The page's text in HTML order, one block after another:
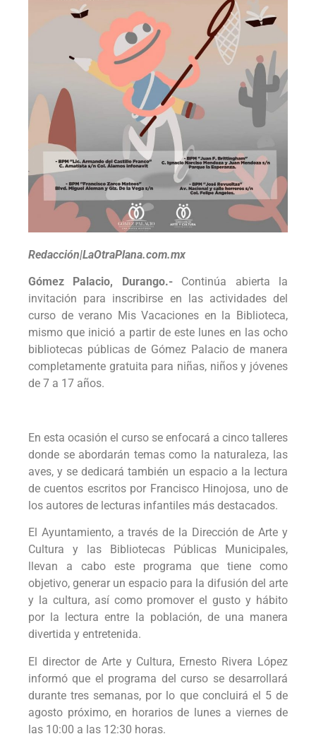
Redacción|LaOtraPlana.com.mx
Gómez Palacio, Durango.-Continúa abierta la
invitación para inscribirse en las actividades del
curso de verano Mis Vacaciones en la Biblioteca,
mismo que inició a partir de este lunes en las ocho
bibliotecas públicas de Gómez Palacio de manera
completamente gratuita para niñas, niños y jóvenes
de 7 a 17 años.
En esta ocasión el curso se enfocará a cinco talleres
donde se abordarán temas como la naturaleza, las
aves, y se dedicará también un espacio a la lectura
de cuentos escritos por Francisco Hinojosa, uno de
los autores de lecturas infantiles más destacados.
El Ayuntamiento, a través de la Dirección de Arte y
Cultura y las Bibliotecas Públicas Municipales,
llevan a cabo este programa que tiene como
objetivo, generar un espacio para la difusión del arte
y la cultura, así como promover el gusto y hábito
por la lectura entre la población, de una manera
divertida y entretenida.
El director de Arte y Cultura, Ernesto Rivera López
informó que el programa del curso se desarrollará
durante tres semanas, por lo que concluirá el 5 de
agosto próximo, en horarios de lunes a viernes de
las 10:00 a las 12:30 horas.